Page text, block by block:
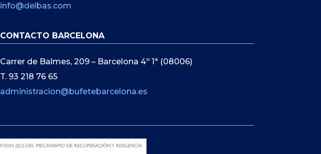
info@delbas.com
CONTACTO BARCELONA
Carrer de Balmes, 209 – Barcelona 4º 1ª (08006)
T. 93 218 76 65
administracion@bufetebarcelona.es